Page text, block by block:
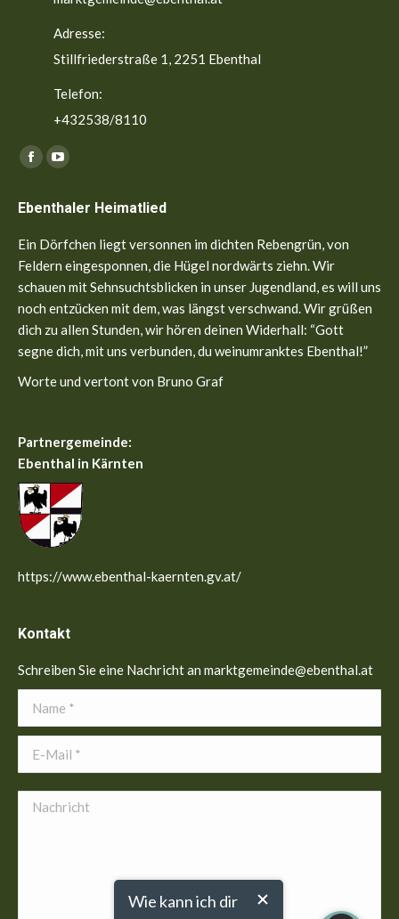
Adresse:
Stillfriederstraße 1, 2251 Ebenthal
Telefon:
+432538/8110
Finden Sie uns auf:
Facebook
opens
in
new
window
YouTube
opens
in
new
window
Ebenthaler Heimatlied
Ein Dörfchen liegt versonnen im dichten Rebengrün, von
Feldern eingesponnen, die Hügel nordwärts ziehn. Wir
schauen mit Sehnsuchtsblicken in unser Jugendland, es will uns
noch entzücken mit dem, was längst verschwand. Wir grüßen
dich zu allen Stunden, wir hören deinen Widerhall: “Gott
segne dich, mit uns verbunden, du weinumranktes Ebenthal!”
Worte und vertont von Bruno Graf
Partnergemeinde:
Ebenthal in Kärnten
https://www.ebenthal-kaernten.gv.at/
Kontakt
Schreiben Sie eine Nachricht an marktgemeinde@ebenthal.at
Name *
E-Mail *
Nachricht
Wie kann ich dir